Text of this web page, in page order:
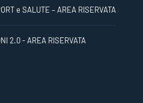
e SALUTE – AREA RISERVATA
2.0 - AREA RISERVATA